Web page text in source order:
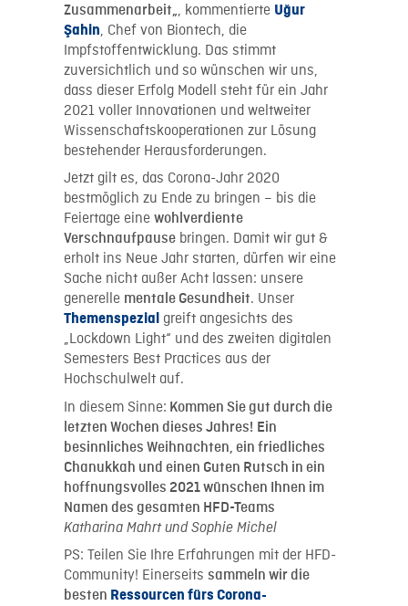
Zusammenarbeit„, kommentierte Uğur
Şahin, Chef von Biontech, die
Impfstoffentwicklung. Das stimmt
zuversichtlich und so wünschen wir uns,
dass dieser Erfolg Modell steht für ein Jahr
2021 voller Innovationen und weltweiter
Wissenschaftskooperationen zur Lösung
bestehender Herausforderungen.
Jetzt gilt es, das Corona-Jahr 2020
bestmöglich zu Ende zu bringen – bis die
Feiertage eine wohlverdiente
Verschnaufpause bringen. Damit wir gut &
erholt ins Neue Jahr starten, dürfen wir eine
Sache nicht außer Acht lassen: unsere
generelle mentale Gesundheit. Unser
Themenspezial greift angesichts des
„Lockdown Light“ und des zweiten digitalen
Semesters Best Practices aus der
Hochschulwelt auf.
In diesem Sinne: Kommen Sie gut durch die
letzten Wochen dieses Jahres! Ein
besinnliches Weihnachten, ein friedliches
Chanukkah und einen Guten Rutsch in ein
hoffnungsvolles 2021 wünschen Ihnen im
Namen des gesamten HFD-Teams
Katharina Mahrt und Sophie Michel
PS: Teilen Sie Ihre Erfahrungen mit der HFD-
Community! Einerseits sammeln wir die
besten Ressourcen fürs Corona-